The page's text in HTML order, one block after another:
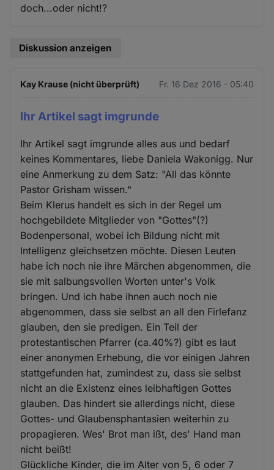
doch...oder nicht!?
Diskussion anzeigen
Kay Krause (nicht überprüft) Fr. 16 Dez 2016 - 05:40
Ihr Artikel sagt imgrunde
Ihr Artikel sagt imgrunde alles aus und bedarf
keines Kommentares, liebe Daniela Wakonigg. Nur
eine Anmerkung zu dem Satz: "All das könnte
Pastor Grisham wissen."
Beim Klerus handelt es sich in der Regel um
hochgebildete Mitglieder von "Gottes"(?)
Bodenpersonal, wobei ich Bildung nicht mit
Intelligenz gleichsetzen möchte. Diesen Leuten
habe ich noch nie ihre Märchen abgenommen, die
sie mit salbungsvollen Worten unter's Volk
bringen. Und ich habe ihnen auch noch nie
abgenommen, dass sie selbst an all den Firlefanz
glauben, den sie predigen. Ein Teil der
protestantischen Pfarrer (ca.40%?) gibt es laut
einer anonymen Erhebung, die vor einigen Jahren
stattgefunden hat, zumindest zu, dass sie selbst
nicht an die Existenz eines leibhaftigen Gottes
glauben. Das hindert sie allerdings nicht, diese
Gottes- und Glaubensphantasien weiterhin zu
propagieren. Wes' Brot man ißt, des' Hand man
nicht beißt!
Glückliche Kinder, die im Alter von 5, 6 oder 7